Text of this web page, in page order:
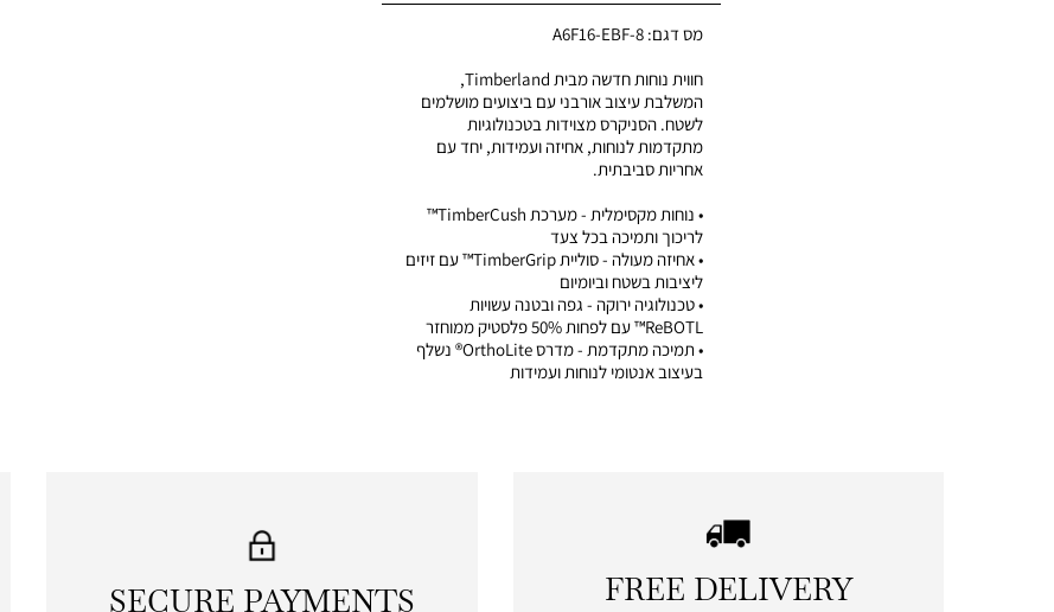
מס דגם: A6F16-EBF-8
חווית נוחות חדשה מבית Timberland,
המשלבת עיצוב אורבני עם ביצועים מושלמים
לשטח. הסניקרס מצוידות בטכנולוגיות
מתקדמות לנוחות, אחיזה ועמידות, יחד עם
אחריות סביבתית.
• נוחות מקסימלית - מערכת TimberCush™
לריכוך ותמיכה בכל צעד
• אחיזה מעולה - סוליית TimberGrip™ עם זיזים
ליציבות בשטח וביומיום
• טכנולוגיה ירוקה - גפה ובטנה עשויות
ReBOTL™ עם לפחות 50% פלסטיק ממוחזר
• תמיכה מתקדמת - מדרס OrthoLite® נשלף
בעיצוב אנטומי לנוחות ועמידות
|
FREE DELIVERY
|
SECURE PAYMENTS